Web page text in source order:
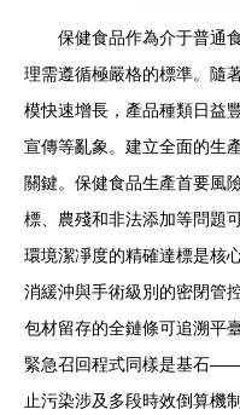
保健食品作為介于普通
理需遵循極嚴格的標準。隨
模快速增長，產品種類日益
宣傳等亂象。建立全面的生
關鍵。保健食品生產首要風
標、農殘和非法添加等問題
環境潔凈度的精確達標是核
消緩沖與手術級別的密閉管
包材留存的全鏈條可追溯平
緊急召回程式同樣是基石
止污染涉及多段時效倒算機